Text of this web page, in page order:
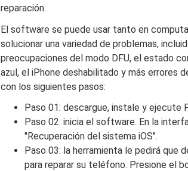
reparación.
El software se puede usar tanto en
solucionar una variedad de problemas,
preocupaciones del modo DFU, el estado
azul, el iPhone deshabilitado y más errores
con los siguientes pasos:
Paso 01: descargue, instale y ejecute
Paso 02: inicia el software. En la
"Recuperación del sistema iOS".
Paso 03: la herramienta le pedirá que
para reparar su teléfono. Presione el